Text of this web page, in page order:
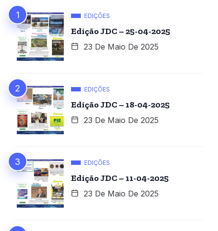
EDIÇÕES
Edição JDC – 25-04-2025
23 De Maio De 2025
EDIÇÕES
Edição JDC – 18-04-2025
23 De Maio De 2025
EDIÇÕES
Edição JDC – 11-04-2025
23 De Maio De 2025